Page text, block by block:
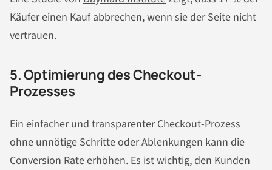
Käufer einen Kauf abbrechen, wenn sie der Seite nicht
vertrauen.
5. Optimierung des Checkout-
Prozesses
Ein einfacher und transparenter Checkout-Prozess
ohne unnötige Schritte oder Ablenkungen kann die
Conversion Rate erhöhen. Es ist wichtig, den Kunden